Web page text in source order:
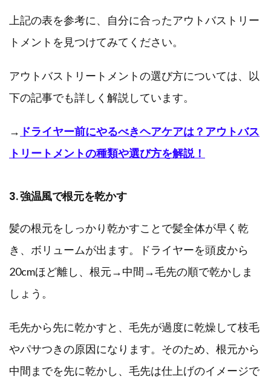
上記の表を参考に、自分に合ったアウトバストリー
トメントを見つけてみてください。
アウトバストリートメントの選び方については、以
下の記事でも詳しく解説しています。
→ ドライヤー前にやるべきヘアケアは？アウトバス
トリートメントの種類や選び方を解説！
3. 強温風で根元を乾かす
髪の根元をしっかり乾かすことで髪全体が早く乾
き、ボリュームが出ます。ドライヤーを頭皮から
20cmほど離し、根元→中間→毛先の順で乾かしま
しょう。
毛先から先に乾かすと、毛先が過度に乾燥して枝毛
やパサつきの原因になります。そのため、根元から
中間までを先に乾かし、毛先は仕上げのイメージで